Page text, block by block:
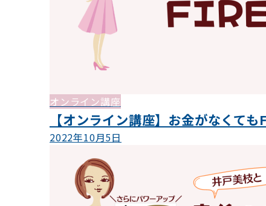
オンライン講座
【オンライン講座】お金がなくて
2022年10月5日